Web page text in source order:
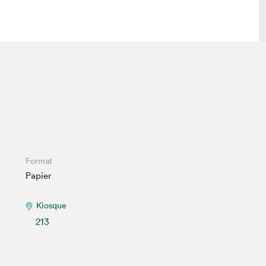
Salon
Traiteur
Format
Papier
Kiosque
213